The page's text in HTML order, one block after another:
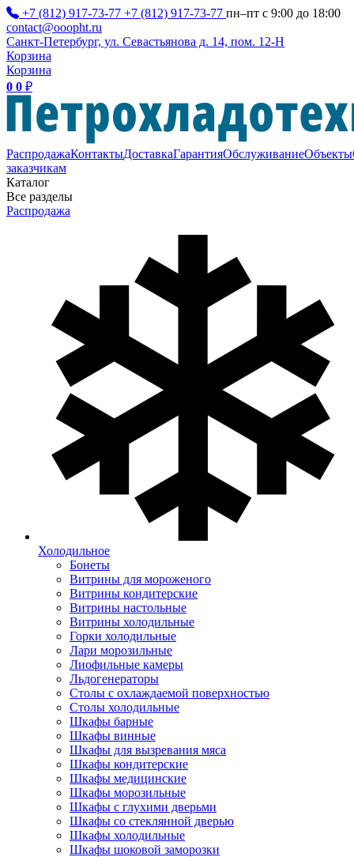
+7 (812) 917-73-77 +7 (812) 917-73-77 пн–пт с 9:00 до 18:00
contact@ooopht.ru
Санкт-Петербург, ул. Севастьянова д. 14, пом. 12-Н
Корзина
Корзина
0 0 ₽
РаспродажаКонтактыДоставкаГарантияОбслуживаниеОбъекты
заказчикам
Каталог
Все разделы
Распродажа
Холодильное
Бонеты
Витрины для мороженого
Витрины кондитерские
Витрины настольные
Витрины холодильные
Горки холодильные
Лари морозильные
Лиофильные камеры
Льдогенераторы
Столы с охлаждаемой поверхностью
Столы холодильные
Шкафы барные
Шкафы винные
Шкафы для вызревания мяса
Шкафы кондитерские
Шкафы медицинские
Шкафы морозильные
Шкафы с глухими дверьми
Шкафы со стеклянной дверью
Шкафы холодильные
Шкафы шоковой заморозки